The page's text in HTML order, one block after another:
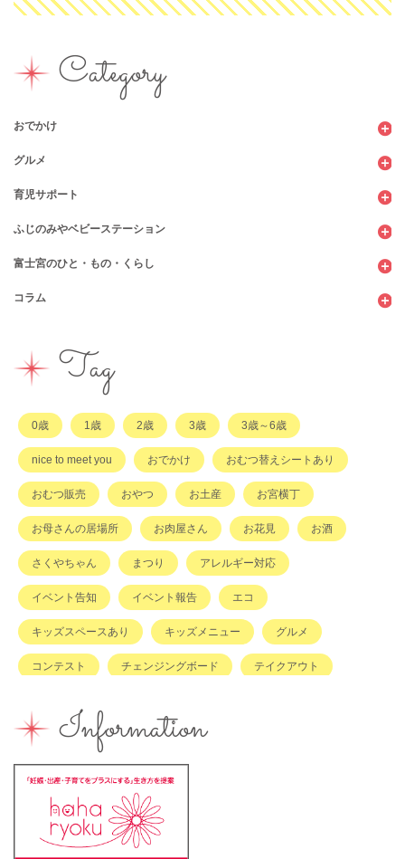
Category
おでかけ
観光
ショッピング
図書館
公園
遊び
習い事
グルメ
カフェ・レストラン
パン
スウィーツ
お弁当・お惣菜
育児サポート
子育てサロン
支援センター
幼稚園・保育園・こども園
ふじのみやベビーステーション
コンビニ
公共施設
富士宮のひと・もの・くらし
行政サービス
ひと
その他
コラム
子育てコラムTag
0歳 1歳 2歳 3歳 3歳～6歳
nice to meet you おでかけ おむつ替えシートあり
おむつ販売 おやつ お土産 お宮横丁
お母さんの居場所 お肉屋さん お花見 お酒
さくやちゃん まつり アレルギー対応
イベント告知 イベント報告 エコ
キッズスペースあり キッズメニュー グルメ
コンテスト チェンジングボード テイクアウト
バーベキュー ベビーカーOK
ベビ＊ステ マタニティ
ママの息抜き ミルク用お湯提供
ライター募集 ランチ
Information